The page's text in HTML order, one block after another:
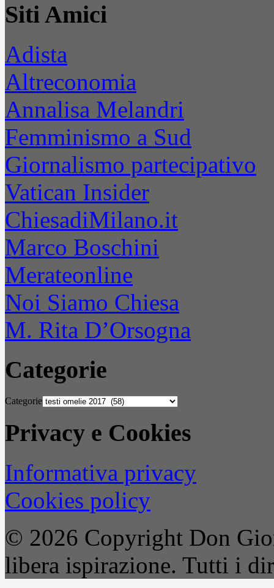
Siti Amici
Adista
Altreconomia
Annalisa Melandri
Femminismo a Sud
Giornalismo partecipativo
Vatican Insider
ChiesadiMilano.it
Marco Boschini
Merateonline
Noi Siamo Chiesa
M. Rita D’Orsogna
Categorie
Categorie
Privacy e Cookies
Informativa privacy
Cookies policy
© 2026 Copyright Don
libera ispirazione. Tutti i